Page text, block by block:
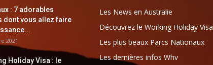
: 7 adorables
dont vous allez faire
2021
Holiday Visa : le
Les News en Australie
Découvrez le Working Holiday Visa
Les plus beaux Parcs Nationaux
Les dernières infos Whv